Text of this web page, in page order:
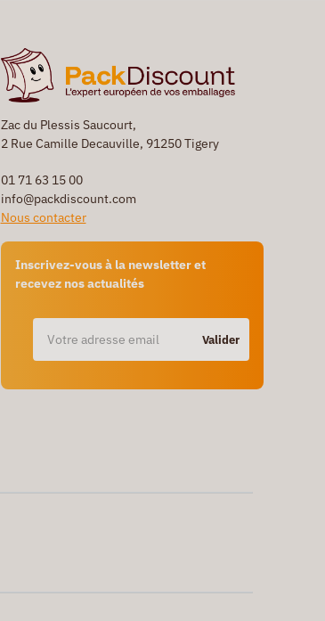
Zac du Plessis Saucourt,
2 Rue Camille Decauville, 91250 Tigery
01 71 63 15 00
info@packdiscount.com
Nous contacter
Inscrivez-vous à la newsletter et
recevez nos actualités
Valider